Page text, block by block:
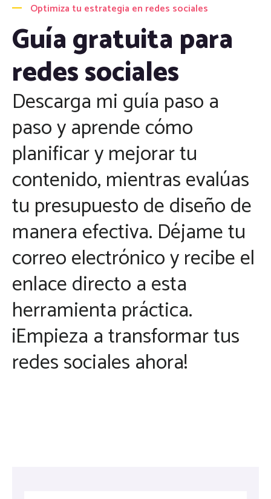
Optimiza tu estrategia en redes sociales
Guía gratuita para
redes sociales
Descarga mi guía paso a
paso y aprende cómo
planificar y mejorar tu
contenido, mientras evalúas
tu presupuesto de diseño de
manera efectiva. Déjame tu
correo electrónico y recibe el
enlace directo a esta
herramienta práctica.
¡Empieza a transformar tus
redes sociales ahora!